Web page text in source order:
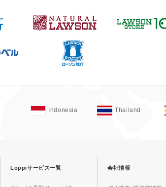
Indonesia Thailand
Loppiサービス一覧 会社情報